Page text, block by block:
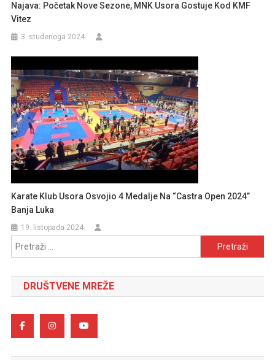
Najava: Početak Nove Sezone, MNK Usora Gostuje Kod KMF
Vitez
3. studenoga 2024.
Karate Klub Usora Osvojio 4 Medalje Na “Castra Open 2024”
Banja Luka
19. listopada 2024.
Pretraži:
DRUŠTVENE MREŽE